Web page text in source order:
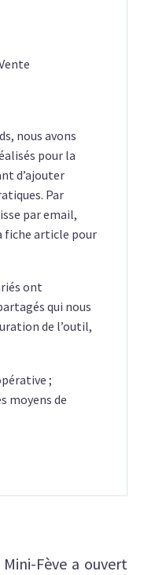
nous avons
pour la
d’ajouter
Par
par email,
fiche article pour
ont
qui nous
de l’outil,
;
moyens de
Fève a ouvert